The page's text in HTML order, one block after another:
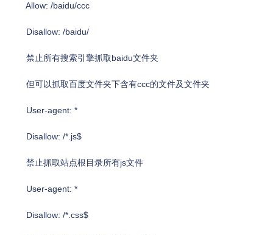
Allow: /baidu/ccc
Disallow: /baidu/
禁止所有搜索引擎抓取baidu文件夹
但可以抓取百度文件夹下含有ccc的文件及文件夹
User-agent: *
Disallow: /*.js$
禁止抓取站点根目录所有js文件
User-agent: *
Disallow: /*.css$